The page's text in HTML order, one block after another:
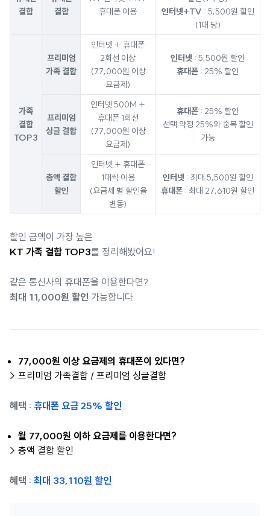
결합
결합
휴대폰 이용
인터넷+TV : 5,500원 할인
(1대 당)
가족
결합
TOP3
프리미엄
가족 결합
인터넷 + 휴대폰
2회선 이상
(77,000원 이상
요금제)
인터넷 : 5,500원 할인
휴대폰 : 25% 할인
프리미엄
싱글 결합
인터넷 500M +
휴대폰 1회선
(77,000원 이상
요금제)
휴대폰 : 25% 할인
선택 약정 25%와 중복 할인
가능
총액 결합
할인
인터넷 + 휴대폰
1대씩 이용
(요금제 별 할인율
변동)
인터넷 : 최대 5,500원 할인
휴대폰 : 최대 27,610원 할인
할인 금액이 가장 높은
KT 가족 결합 TOP3를 정리해봤어요!
같은 통신사의 휴대폰을 이용한다면?
최대 11,000원 할인 가능합니다.
77,000원 이상 요금제의 휴대폰이 있다면?
> 프리미엄 가족결합 / 프리미엄 싱글결합
혜택 : 휴대폰 요금 25% 할인
월 77,000원 이하 요금제를 이용한다면?
> 총액 결합 할인
혜택 : 최대 33,110원 할인